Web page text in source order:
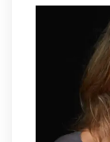
Contact